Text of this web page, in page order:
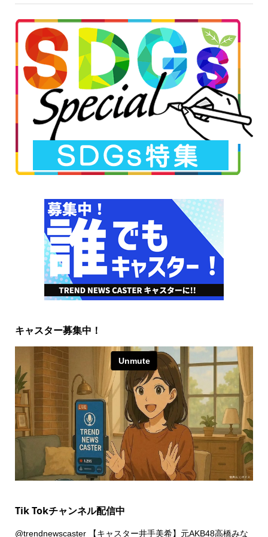
キャスター募集中！
Tik Tokチャンネル配信中
@trendnewscaster【キャスター井手美希】元AKB48高橋みな